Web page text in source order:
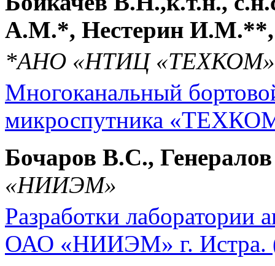
А.М.*, Нестерин И.М.**,
*АНО «НТИЦ
Многоканальный
микроспутника
Бочаров В.С.,
«НИИЭМ»
Разработки лаборатории
ОАО «НИИЭМ» г. Истра.